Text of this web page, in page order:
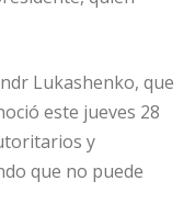
Lukashenko, que
este jueves 28
y
que no puede